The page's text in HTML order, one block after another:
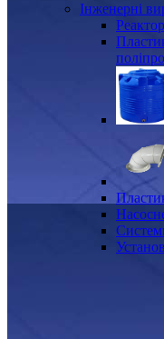
Інженерні